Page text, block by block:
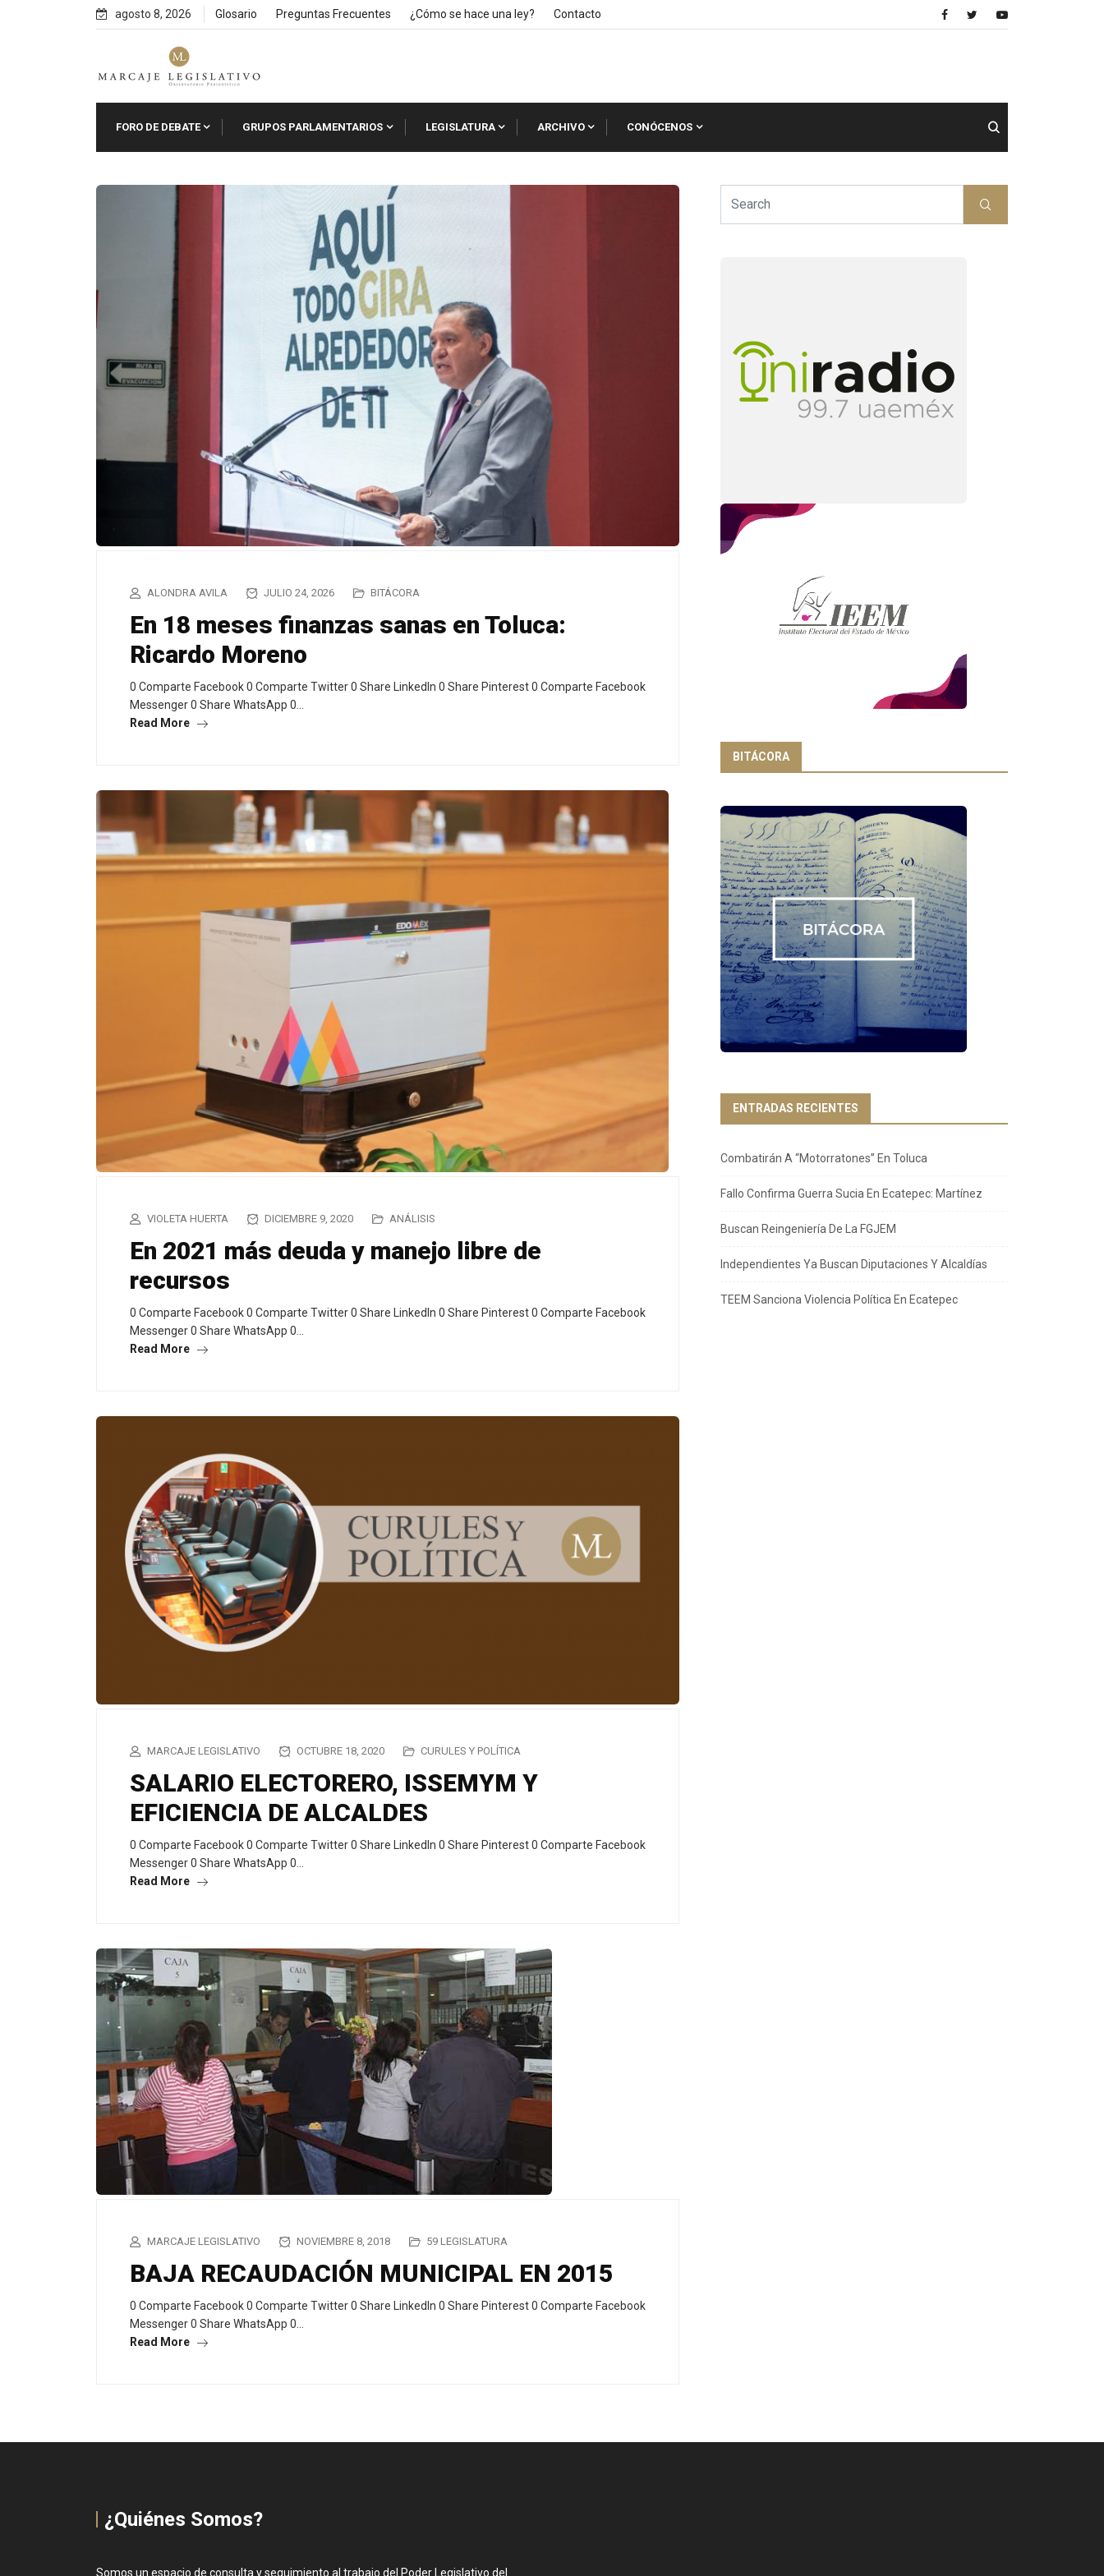
agosto 8, 2026 Glosario Preguntas Frecuentes ¿Cómo se hace una ley? Contacto
FORO DE DEBATE GRUPOS PARLAMENTARIOS LEGISLATURA ARCHIVO CONÓCENOS
ALONDRA AVILA JULIO 24, 2026 BITÁCORA
En 18 meses finanzas sanas en Toluca:
Ricardo Moreno
0 Comparte Facebook 0 Comparte Twitter 0 Share LinkedIn 0 Share Pinterest 0 Comparte Facebook
Messenger 0 Share WhatsApp 0…
Read More
VIOLETA HUERTA DICIEMBRE 9, 2020 ANÁLISIS
En 2021 más deuda y manejo libre de
recursos
0 Comparte Facebook 0 Comparte Twitter 0 Share LinkedIn 0 Share Pinterest 0 Comparte Facebook
Messenger 0 Share WhatsApp 0…
Read More
MARCAJE LEGISLATIVO OCTUBRE 18, 2020 CURULES Y POLÍTICA
SALARIO ELECTORERO, ISSEMYM Y
EFICIENCIA DE ALCALDES
0 Comparte Facebook 0 Comparte Twitter 0 Share LinkedIn 0 Share Pinterest 0 Comparte Facebook
Messenger 0 Share WhatsApp 0…
Read More
MARCAJE LEGISLATIVO NOVIEMBRE 8, 2018 59 LEGISLATURA
BAJA RECAUDACIÓN MUNICIPAL EN 2015
0 Comparte Facebook 0 Comparte Twitter 0 Share LinkedIn 0 Share Pinterest 0 Comparte Facebook
Messenger 0 Share WhatsApp 0…
Read More
BITÁCORA
ENTRADAS RECIENTES
Combatirán A “Motorratones” En Toluca
Fallo Confirma Guerra Sucia En Ecatepec: Martínez
Buscan Reingeniería De La FGJEM
Independientes Ya Buscan Diputaciones Y Alcaldías
TEEM Sanciona Violencia Política En Ecatepec
¿Quiénes Somos?
Somos un espacio de consulta y seguimiento al trabajo del Poder Legislativo del